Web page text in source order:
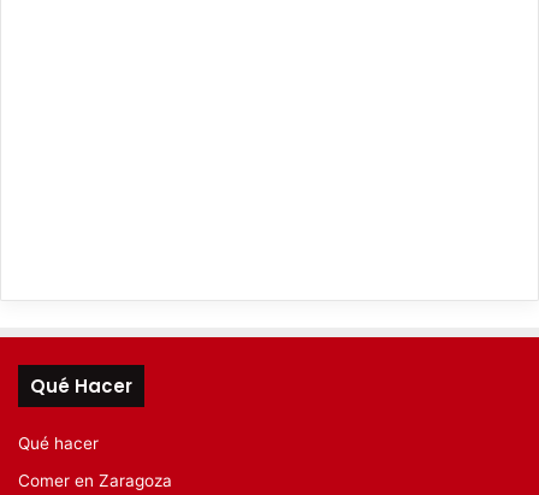
Qué Hacer
Qué hacer
Comer en Zaragoza